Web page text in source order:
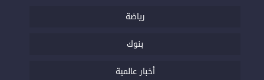
رياضة
بنوك
أخبار عالمية